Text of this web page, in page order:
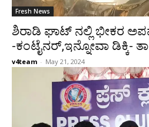
Fresh News
ಶಿರಾಡಿ ಘಾಟ್ ನಲ್ಲಿ ಭೀಕರ
-ಕಂಟೈನರ್,ಇನ್ನೋವಾ
v4team - May 21, 2024